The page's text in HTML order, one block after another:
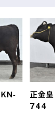
KN-
正金皇
744